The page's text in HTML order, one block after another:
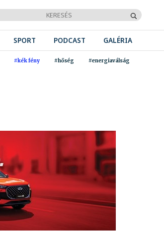
SPORT PODCAST GALÉRIA
#kék fény #hőség #energiaválság